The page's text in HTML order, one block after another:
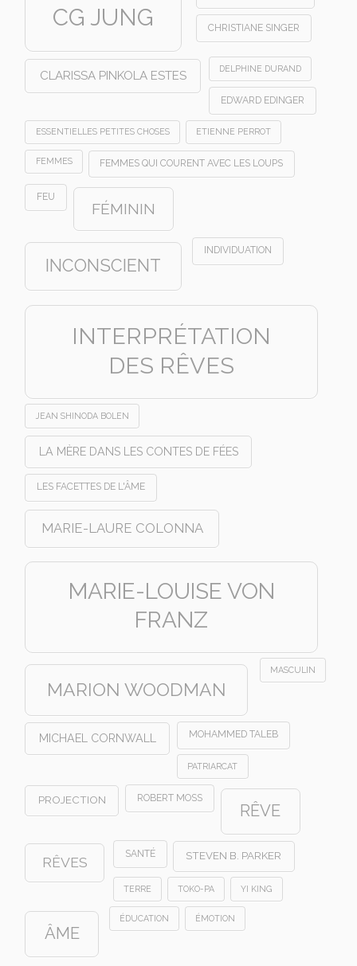
CG JUNG CHRISTIANE SINGER
CLARISSA PINKOLA ESTES DELPHINE DURAND
EDWARD EDINGER
ESSENTIELLES PETITES CHOSES ETIENNE PERROT
FEMMES FEMMES QUI COURENT AVEC LES LOUPS
FEU
FÉMININ
INCONSCIENT
INDIVIDUATION
INTERPRÉTATION
DES RÊVES
JEAN SHINODA BOLEN
LA MÈRE DANS LES CONTES DE FÉES
LES FACETTES DE L'ÂME
MARIE-LAURE COLONNA
MARIE-LOUISE VON
FRANZ
MARION WOODMAN
MASCULIN
MICHAEL CORNWALL MOHAMMED TALEB
PATRIARCAT
PROJECTION ROBERT MOSS
RÊVE
RÊVES
SANTÉ STEVEN B. PARKER
TERRE TOKO-PA YI KING
ÂME
ÉDUCATION ÉMOTION